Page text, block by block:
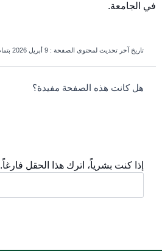
في الجامعة.
تاريخ آخر تحديث لمحتوى الصفحة : 9 أبريل 2026 بتمام الساعة 11:47 مساءً
survey_v2
هل كانت هذه الصفحة مفيدة؟
إذا كنت بشرياً، اترك هذا الحقل فارغاً.